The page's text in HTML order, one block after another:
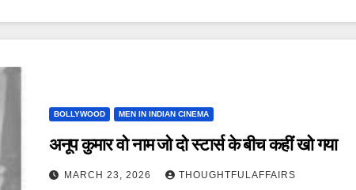
BOLLYWOOD MEN IN INDIAN CINEMA
अनूप कुमार वो नाम जो दो स्टार्स के बीच कहीं खो गया
MARCH 23, 2026 THOUGHTFULAFFAIRS